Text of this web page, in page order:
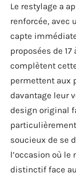
Le restylage a
renforcée, avec
capte
proposées de
complètent
permettent aux
davantage leur
design original
soucieux de se
l’occasion où le
distinctif face